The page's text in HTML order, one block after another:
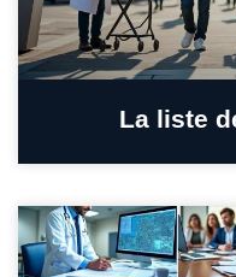
La liste